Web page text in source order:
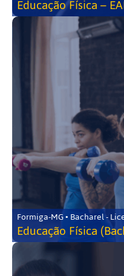
Educação Física –
Formiga-MG • Bacharel -
Educação Física